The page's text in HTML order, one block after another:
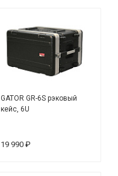
GATOR GR-6S рэковый
кейс, 6U
19 990 ₽